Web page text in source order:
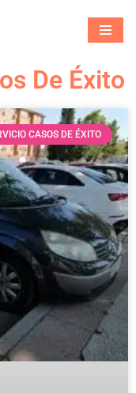
De Éxito
CASOS DE ÉXITO